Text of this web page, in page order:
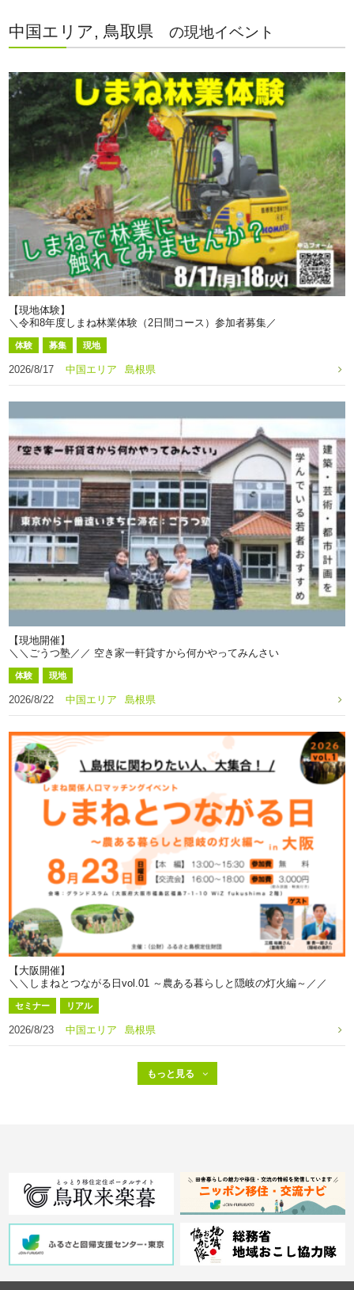
中国エリア, 鳥取県 の現地イベント
【現地体験】
＼令和8年度しまね林業体験（2日間コース）参加者募集／
体験 募集 現地
2026/8/17 中国エリア 島根県
【現地開催】
＼＼ごうつ塾／／ 空き家一軒貸すから何かやってみんさい
体験 現地
2026/8/22 中国エリア 島根県
【大阪開催】
＼＼しまねとつながる日vol.01 ～農ある暮らしと隠岐の灯火編～／／
セミナー リアル
2026/8/23 中国エリア 島根県